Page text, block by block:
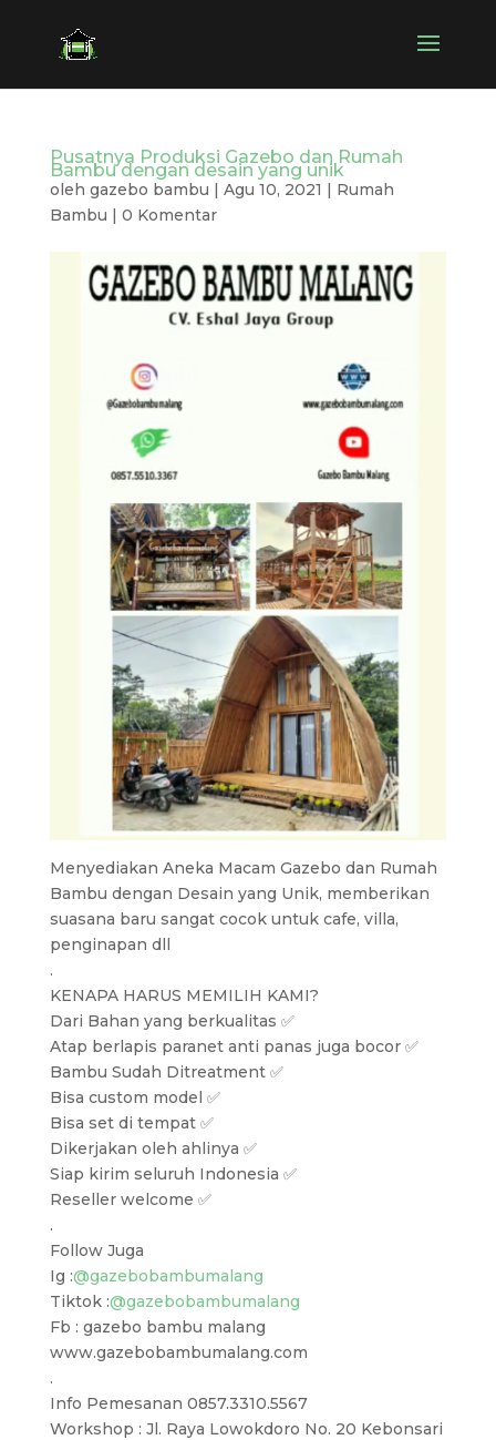
Pusatnya Produksi Gazebo dan Rumah
Bambu dengan desain yang unik
oleh gazebo bambu | Agu 10, 2021 | Rumah
Bambu | 0 Komentar
Menyediakan Aneka Macam Gazebo dan Rumah
Bambu dengan Desain yang Unik, memberikan
suasana baru sangat cocok untuk cafe, villa,
penginapan dll
.
KENAPA HARUS MEMILIH KAMI?
Dari Bahan yang berkualitas ✅
Atap berlapis paranet anti panas juga bocor ✅
Bambu Sudah Ditreatment ✅
Bisa custom model ✅
Bisa set di tempat ✅
Dikerjakan oleh ahlinya ✅
Siap kirim seluruh Indonesia ✅
Reseller welcome ✅
.
Follow Juga
Ig :@gazebobambumalang
Tiktok :@gazebobambumalang
Fb : gazebo bambu malang
www.gazebobambumalang.com
.
Info Pemesanan 0857.3310.5567
Workshop : Jl. Raya Lowokdoro No. 20 Kebonsari